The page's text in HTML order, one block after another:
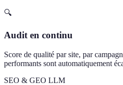
🔍
Audit en continu
Score de qualité par site, par
performants sont automatiquement
SEO & GEO LLM